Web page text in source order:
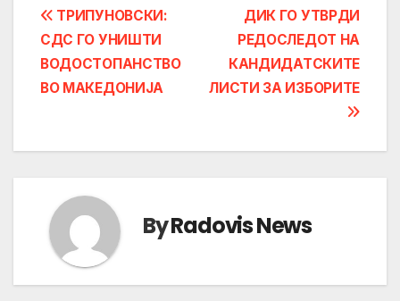
Post
navigation
ДИК ГО УТВРДИ
РЕДОСЛЕДОТ НА
КАНДИДАТСКИТЕ
ЛИСТИ ЗА ИЗБОРИТЕ
ТРИПУНОВСКИ:
СДС ГО УНИШТИ
ВОДОСТОПАНСТВО
ВО МАКЕДОНИЈА
ByRadovis News